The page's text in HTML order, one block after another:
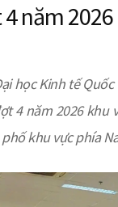
năm
học Kinh tế
4 năm 2026 khu
khu vực phía